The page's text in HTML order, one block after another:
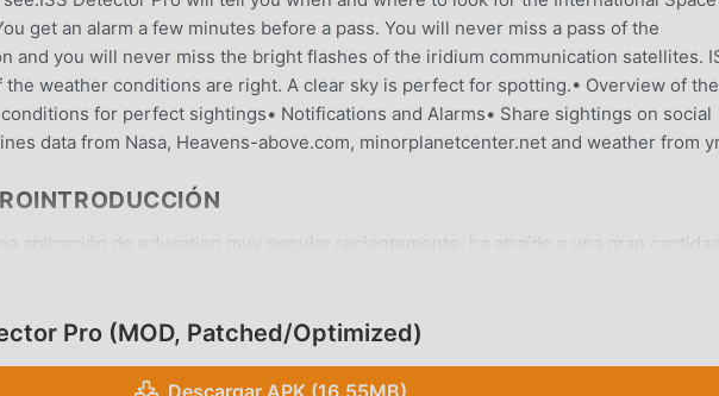
get an alarm a few minutes before a pass. You will never miss a pass of the
and you will never miss the bright flashes of the iridium communication satellites.
weather conditions are right. A clear sky is perfect for spotting.• Overview of the
for perfect sightings• Notifications and Alarms• Share sightings on social
data from Nasa, Heavens-above.com, minorplanetcenter.net and weather from
aplicación de education muy popular recientemente, ha atraído a una gran cantidad
en todo el mundo. Si deseas descargar esta aplicación, moddroid es su mejor
Optimized mods de forma gratuita para ayudarlo a desbloquear todas las
tarifa y son 100% seguras, disponibles y de instalación gratuita. Simplemente
Pro (MOD, Patched/Optimized)
Descargar APK (16.55MB)